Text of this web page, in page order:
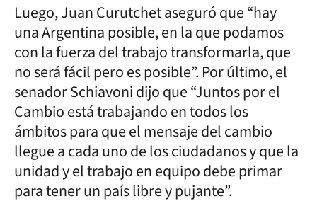
Luego, Juan Curutchet aseguró que “hay
una Argentina posible, en la que podamos
con la fuerza del trabajo transformarla, que
no será fácil pero es posible”. Por último, el
senador Schiavoni dijo que “Juntos por el
Cambio está trabajando en todos los
ámbitos para que el mensaje del cambio
llegue a cada uno de los ciudadanos y que la
unidad y el trabajo en equipo debe primar
para tener un país libre y pujante”.